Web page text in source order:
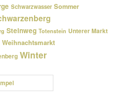
Schwarzwasser Sommer
Steinweg Totenstein Unterer Markt
Weihnachtsmarkt
Winter